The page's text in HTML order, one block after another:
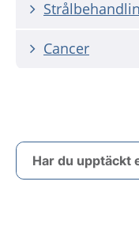
Cancer
Har du upptäckt